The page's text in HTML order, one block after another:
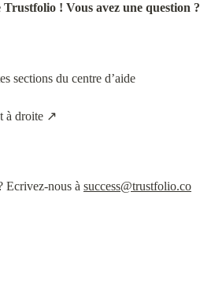
! Vous avez une question ?
sections du centre d’aide
à droite ↗
Ecrivez-nous à success@trustfolio.co